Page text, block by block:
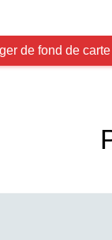
de fond de carte